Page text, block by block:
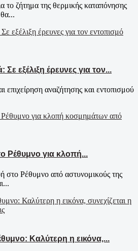
το ζήτημα της θερμικής καταπόνησης
εξέλιξη έρευνες για τον...
επιχείρηση αναζήτησης και εντοπισμού
Ρέθυμνο για κλοπή...
στο Ρέθυμνο από αστυνομικούς της
Καλύτερη η εικόνα,...